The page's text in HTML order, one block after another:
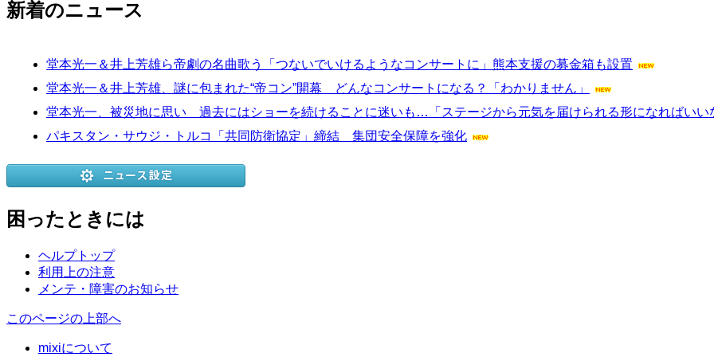
新着のニュース
堂本光一＆井上芳雄ら帝劇の名曲歌う「つないでいけるようなコンサートに」熊本支援の募金箱も設置
堂本光一＆井上芳雄、謎に包まれた“帝コン”開幕 どんなコンサートになる？「わかりません」
堂本光一、被災地に思い 過去にはショーを続けることに迷いも…「ステージから元気を届けられる形になればいい
パキスタン・サウジ・トルコ「共同防衛協定」締結 集団安全保障を強化
困ったときには
ヘルプトップ
利用上の注意
メンテ・障害のお知らせ
このページの上部へ
mixiについて